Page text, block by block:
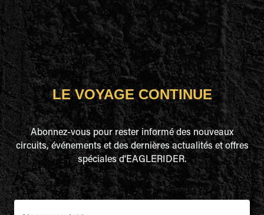
LE VOYAGE CONTINUE
Abonnez-vous pour rester informé des nouveaux
circuits, événements et des dernières actualités et offres
spéciales d'EAGLERIDER.